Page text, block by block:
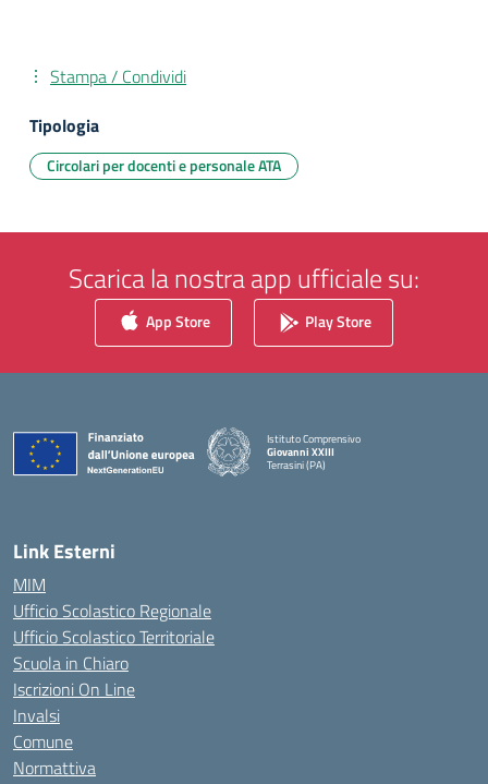
Stampa / Condividi
Tipologia
Circolari per docenti e personale ATA
Scarica la nostra app ufficiale su:
App Store Play Store
Istituto Comprensivo
Giovanni XXIII
Terrasini (PA)
Link Esterni
MIM
Ufficio Scolastico Regionale
Ufficio Scolastico Territoriale
Scuola in Chiaro
Iscrizioni On Line
Invalsi
Comune
Normattiva